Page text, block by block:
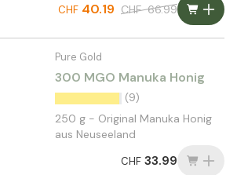
CHF40.19 CHF 66.99
Pure Gold
300 MGO Manuka Honig
(9)
250 g - Original Manuka Honig
aus Neuseeland
CHF33.99